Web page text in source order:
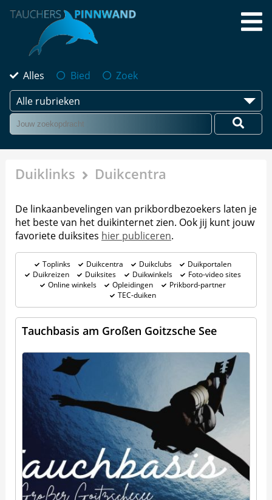
Alles Bied
Zoek
Alle rubrieken
Duiklinks Duikcentra
De linkaanbevelingen van prikbordbezoekers laten je
het beste van het duikinternet zien. Ook jij kunt jouw
favoriete duiksites hier publiceren.
Toplinks Duikcentra Duikclubs
Duikportalen
Duikreizen
Duiksites Duikwinkels
Foto-video sites
Online winkels
Opleidingen
Prikbord-partner
TEC-duiken
Tauchbasis am Großen Goitzsche See